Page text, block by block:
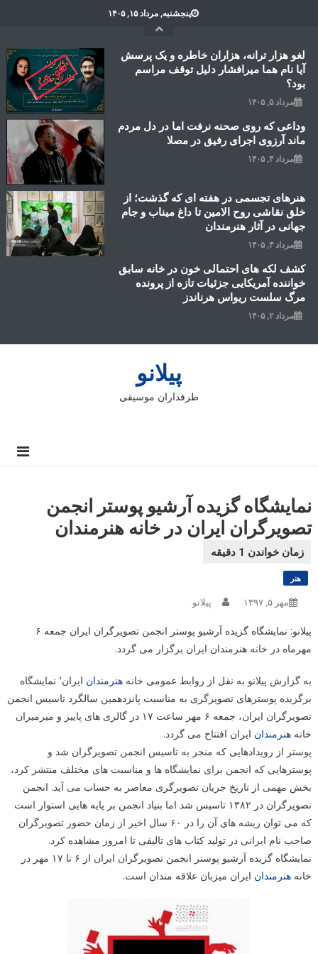
پنجشنبه, مرداد ۱۵, ۱۴۰۵
لغو هزار ترانه، هزاران خاطره و یک پرسش
آیا نام هما میرافشار دلیل توقف مراسم
بود؟
مرداد ۵, ۱۴۰۵
وداعی که روی صحنه نرفت اما در دل مردم
ماند آرزوی اجرای رفیق در مصلا
مرداد ۴, ۱۴۰۵
هنرهای تجسمی در هفته ای که گذشت؛ از
خلق نقاشی روح الامین تا داغ میناب و جام
جهانی در آثار هنرمندان
مرداد ۳, ۱۴۰۵
کشف لکه های احتمالی خون در خانه سابق
خواننده آمریکایی جزئیات تازه از پرونده
مرگ سلست ریواس هرناندز
مرداد ۲, ۱۴۰۵
پیلانو
طرفداران موسیقی
نمایشگاه گزیده آرشیو پوستر انجمن
تصویرگران ایران در خانه هنرمندان
هنر
مهر ۵, ۱۳۹۷ پیلانو
پیلانو: نمایشگاه گزیده آرشیو پوستر انجمن تصویرگران ایران جمعه ۶
مهرماه در خانه هنرمندان ایران برگزار می گردد.
به گزارش پیلانو به نقل از روابط عمومی خانه هنرمندان
ایران٬ نمایشگاه
برگزیده پوسترهای تصویرگری به مناسبت پانزدهمین سالگرد تاسیس انجمن
تصویرگران ایران، جمعه ۶ مهر ساعت ۱۷ در گالری های پاییز و میرمیران
خانه هنرمندان ایران افتتاح می گردد.
پوستر از رویدادهایی که منجر به تاسیس انجمن تصویرگران شد و
پوسترهایی که انجمن برای نمایشگاه ها و مناسبت های مختلف منتشر کرد،
بخش مهمی از تاریخ جریان تصویرگری معاصر به حساب می آید. انجمن
تصویرگران در ۱۳۸۲ تاسیس شد اما بنیاد انجمن بر پایه هایی استوار است
که می توان ریشه های آن را در ۶۰ سال اخیر از زمان حضور تصویرگران
صاحب نام ایرانی در تولید کتاب های تالیفی تا امروز مشاهده کرد.
نمایشگاه گزیده آرشیو پوستر انجمن تصویرگران ایران از ۶ تا ۱۷ مهر در
خانه هنرمندان ایران میزبان علاقه مندان است.